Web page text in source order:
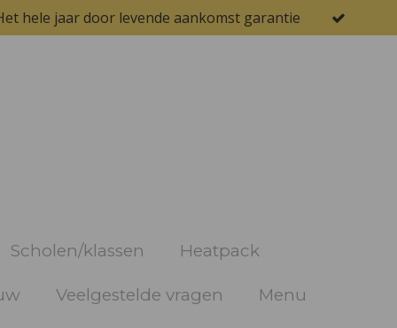
hele jaar door levende aankomst garantie
Scholen/klassen Heatpack
Veelgestelde vragen Menu